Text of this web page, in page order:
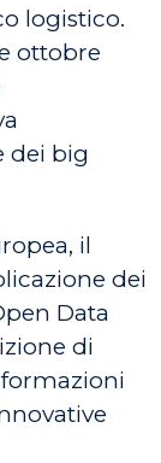
logistico.
ottobre
dei big
il
dei
Data
di